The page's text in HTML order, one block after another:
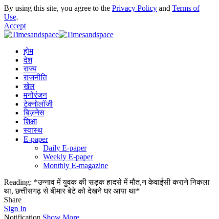
By using this site, you agree to the Privacy Policy and Terms of
Use.
Accept
होम
देश
राज्य
राजनीति
खेल
मनोरंजन
टेक्नोलॉजी
बिज़नेस
शिक्षा
स्वास्थ
E-paper
Daily E-paper
Weekly E-paper
Monthly E-magazine
Reading: *उन्नाव में युवक की सड़क हादसे में मौत,न केवाईसी कराने निकला
था, छत्तीसगढ़ से बीमार बेटे को देखने घर आया था*
Share
Sign In
Notification Show More